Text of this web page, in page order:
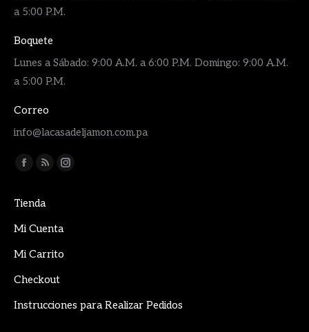
a 5:00 P.M.
Boquete
Lunes a Sábado: 9:00 A.M. a 6:00 P.M. Domingo: 9:00 A.M.
a 5:00 P.M.
Correo
info@lacasadeljamon.com.pa
Encuéntranos en:
Facebook
opens
in
window
Rss
opens
in
window
Instagram
Tienda
Mi Cuenta
Mi Carrito
Checkout
Instrucciones para Realizar Pedidos